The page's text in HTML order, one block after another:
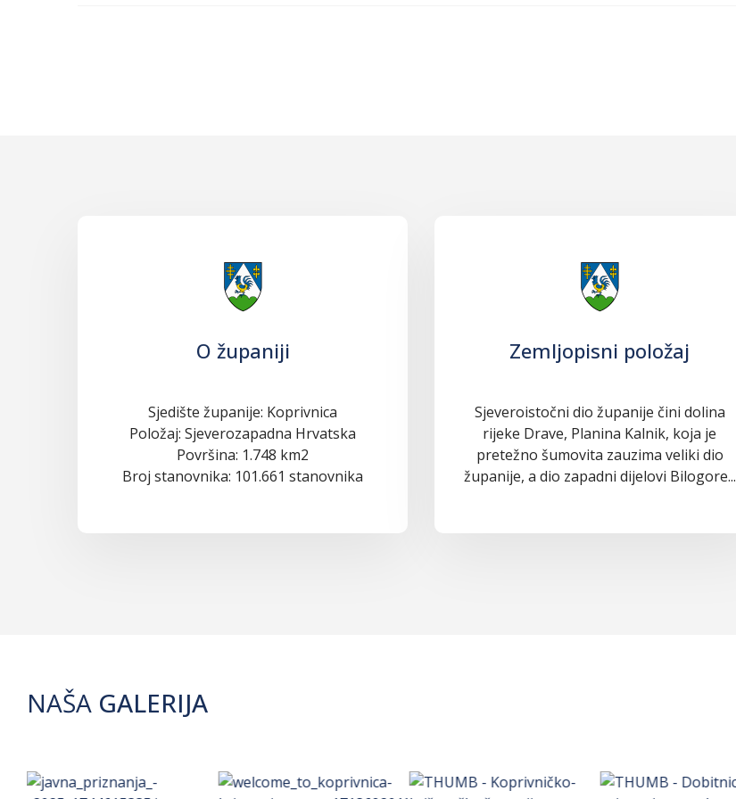
O županiji
Sjedište županije: Koprivnica
Položaj: Sjeverozapadna Hrvatska
Površina: 1.748 km2
Broj stanovnika: 101.661 stanovnika
Zemljopisni položaj
Sjeveroistočni dio županije čini dolina
rijeke Drave, Planina Kalnik, koja je
pretežno šumovita zauzima veliki dio
županije, a dio zapadni dijelovi Bilogore...
NAŠA GALERIJA